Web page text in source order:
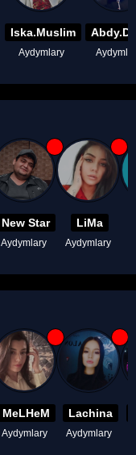
Iska.Muslim
Aydymlary
New Star
Aydymlary
LiMa
Aydymlary
MeLHeM
Aydymlary
Lachina
Aydymlary